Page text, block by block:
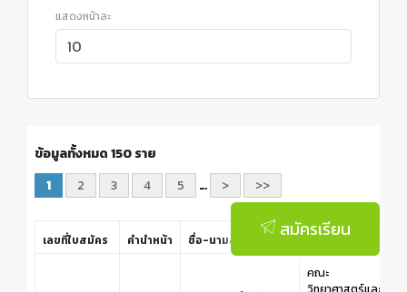
แสดงหน้าละ
ข้อมูลทั้งหมด 150 ราย
1
2 3 4 5 … > >>
เลขที่ใบสมัคร คำนำหน้า ชื่อ-นามสกุล คณะ
คณะ
สมัครเรียน